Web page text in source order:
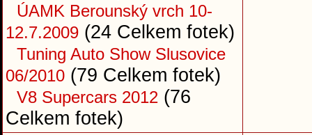
ÚAMK Berounský vrch 10-
12.7.2009 (24 Celkem fotek)
Tuning Auto Show Slusovice
06/2010 (79 Celkem fotek)
V8 Supercars 2012 (76
Celkem fotek)